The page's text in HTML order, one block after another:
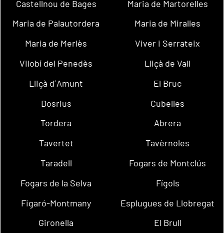
Castellnou de Bages
Maria de Martorelles
Maria de Palautordera
Maria de Miralles
Maria de Merlès
Viver i Serrateix
Vilobí del Penedès
Lliçà de Vall
Lliçà d´Amunt
El Bruc
Dosrius
Cubelles
Tordera
Abrera
Tavertet
Tavèrnoles
Taradell
Fogars de Montclús
Fogars de la Selva
Fígols
Figaró-Montmany
Esplugues de Llobregat
Gironella
El Brull